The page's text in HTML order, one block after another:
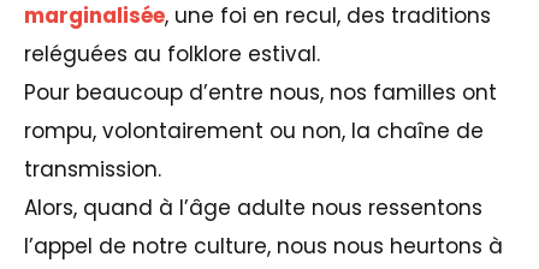
marginalisée, une foi en recul, des traditions
reléguées au folklore estival.
Pour beaucoup d’entre nous, nos familles ont
rompu, volontairement ou non, la chaîne de
transmission.
Alors, quand à l’âge adulte nous ressentons
l’appel de notre culture, nous nous heurtons à